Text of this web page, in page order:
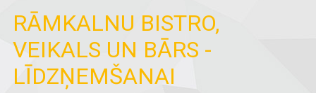
RĀMKALNU BISTRO,
VEIKALS UN BĀRS -
LĪDZŅEMŠANAI